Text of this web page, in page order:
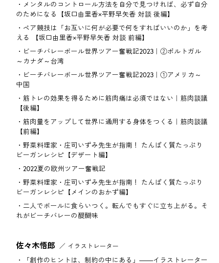
メンタルのコントロール方法を自分で見つければ、必ず自分
のためになる【坂口由里香×平野早矢香 対談 後編】
ペア競技は「お互いに何が必要で何をすればいいのか」を考
える 【坂口由里香×平野早矢香 対談 前編】
ビーチバレーボール世界ツアー奮戦記2023｜②ポルトガル
～カナダ～台湾
ビーチバレーボール世界ツアー奮戦記2023｜①アメリカ～
中国
筋トレの効果を得るために筋肉痛は必須ではない｜筋肉談議
【後編】
筋肉量をアップして世界に通用する身体をつくる｜筋肉談議
【前編】
野菜料理家・庄司いずみ先生が指南！ たんぱく質たっぷり
ビーガンレシピ【デザート編】
2022夏の欧州ツアー奮戦記
野菜料理家・庄司いずみ先生が指南！ たんぱく質たっぷり
ビーガンレシピ【メインのおかず編】
二人でボールに食らいつく。転んでもすぐに立ち上がる。そ
れがビーチバレーの醍醐味
佐々木悟郎
イラストレーター
「創作のヒントは、制約の中にある」――イラストレーター